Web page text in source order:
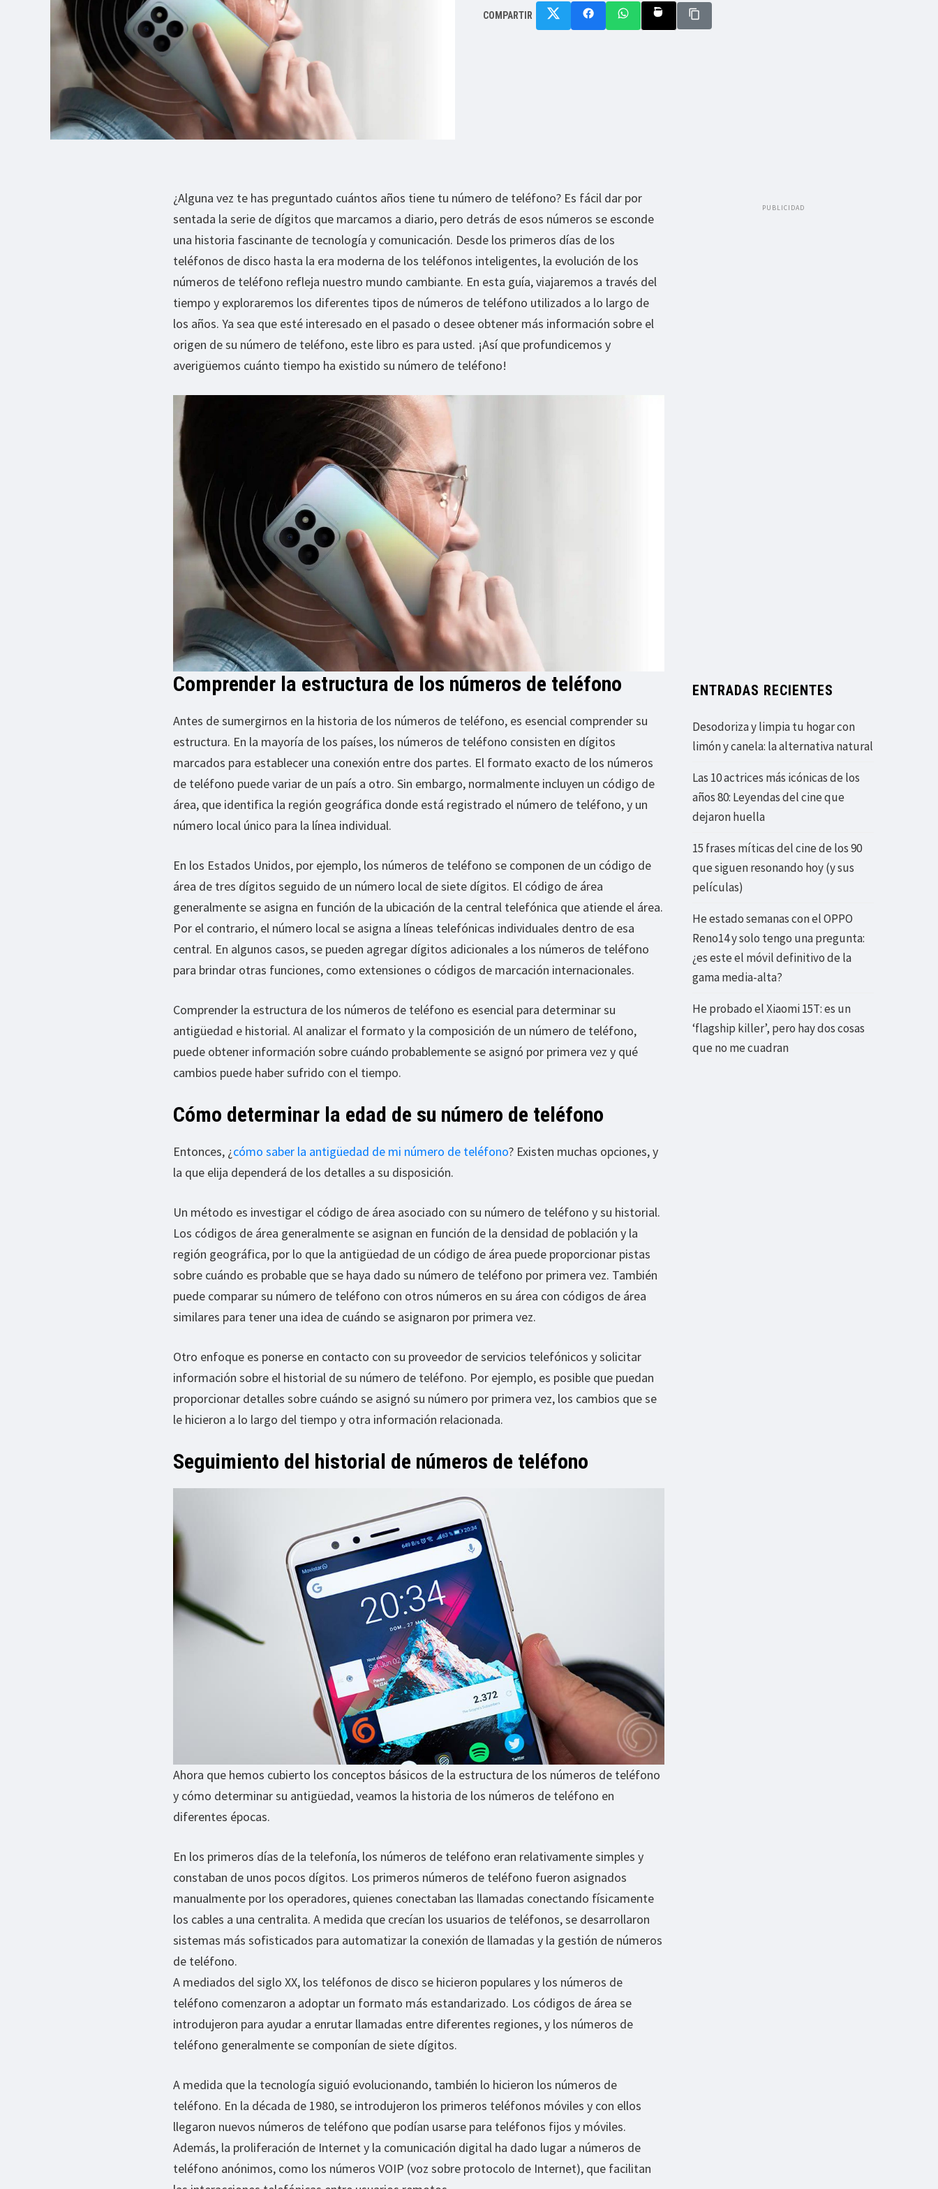
COMPARTIR
¿Alguna vez te has preguntado cuántos años tiene tu número de teléfono? Es fácil dar por
sentada la serie de dígitos que marcamos a diario, pero detrás de esos números se esconde
una historia fascinante de tecnología y comunicación. Desde los primeros días de los
teléfonos de disco hasta la era moderna de los teléfonos inteligentes, la evolución de los
números de teléfono refleja nuestro mundo cambiante. En esta guía, viajaremos a través del
tiempo y exploraremos los diferentes tipos de números de teléfono utilizados a lo largo de
los años. Ya sea que esté interesado en el pasado o desee obtener más información sobre el
origen de su número de teléfono, este libro es para usted. ¡Así que profundicemos y
averigüemos cuánto tiempo ha existido su número de teléfono!
Comprender la estructura de los números de teléfono
Antes de sumergirnos en la historia de los números de teléfono, es esencial comprender su
estructura. En la mayoría de los países, los números de teléfono consisten en dígitos
marcados para establecer una conexión entre dos partes. El formato exacto de los números
de teléfono puede variar de un país a otro. Sin embargo, normalmente incluyen un código de
área, que identifica la región geográfica donde está registrado el número de teléfono, y un
número local único para la línea individual.
En los Estados Unidos, por ejemplo, los números de teléfono se componen de un código de
área de tres dígitos seguido de un número local de siete dígitos. El código de área
generalmente se asigna en función de la ubicación de la central telefónica que atiende el área.
Por el contrario, el número local se asigna a líneas telefónicas individuales dentro de esa
central. En algunos casos, se pueden agregar dígitos adicionales a los números de teléfono
para brindar otras funciones, como extensiones o códigos de marcación internacionales.
Comprender la estructura de los números de teléfono es esencial para determinar su
antigüedad e historial. Al analizar el formato y la composición de un número de teléfono,
puede obtener información sobre cuándo probablemente se asignó por primera vez y qué
cambios puede haber sufrido con el tiempo.
Cómo determinar la edad de su número de teléfono
Entonces, ¿cómo saber la antigüedad de mi número de teléfono? Existen muchas opciones, y
la que elija dependerá de los detalles a su disposición.
Un método es investigar el código de área asociado con su número de teléfono y su historial.
Los códigos de área generalmente se asignan en función de la densidad de población y la
región geográfica, por lo que la antigüedad de un código de área puede proporcionar pistas
sobre cuándo es probable que se haya dado su número de teléfono por primera vez. También
puede comparar su número de teléfono con otros números en su área con códigos de área
similares para tener una idea de cuándo se asignaron por primera vez.
Otro enfoque es ponerse en contacto con su proveedor de servicios telefónicos y solicitar
información sobre el historial de su número de teléfono. Por ejemplo, es posible que puedan
proporcionar detalles sobre cuándo se asignó su número por primera vez, los cambios que se
le hicieron a lo largo del tiempo y otra información relacionada.
Seguimiento del historial de números de teléfono
Ahora que hemos cubierto los conceptos básicos de la estructura de los números de teléfono
y cómo determinar su antigüedad, veamos la historia de los números de teléfono en
diferentes épocas.
En los primeros días de la telefonía, los números de teléfono eran relativamente simples y
constaban de unos pocos dígitos. Los primeros números de teléfono fueron asignados
manualmente por los operadores, quienes conectaban las llamadas conectando físicamente
los cables a una centralita. A medida que crecían los usuarios de teléfonos, se desarrollaron
sistemas más sofisticados para automatizar la conexión de llamadas y la gestión de números
de teléfono.
A mediados del siglo XX, los teléfonos de disco se hicieron populares y los números de
teléfono comenzaron a adoptar un formato más estandarizado. Los códigos de área se
introdujeron para ayudar a enrutar llamadas entre diferentes regiones, y los números de
teléfono generalmente se componían de siete dígitos.
A medida que la tecnología siguió evolucionando, también lo hicieron los números de
teléfono. En la década de 1980, se introdujeron los primeros teléfonos móviles y con ellos
llegaron nuevos números de teléfono que podían usarse para teléfonos fijos y móviles.
Además, la proliferación de Internet y la comunicación digital ha dado lugar a números de
teléfono anónimos, como los números VOIP (voz sobre protocolo de Internet), que facilitan
PUBLICIDAD
ENTRADAS RECIENTES
Desodoriza y limpia tu hogar con
limón y canela: la alternativa natural
Las 10 actrices más icónicas de los
años 80: Leyendas del cine que
dejaron huella
15 frases míticas del cine de los 90
que siguen resonando hoy (y sus
películas)
He estado semanas con el OPPO
Reno14 y solo tengo una pregunta:
¿es este el móvil definitivo de la
gama media-alta?
He probado el Xiaomi 15T: es un
‘flagship killer’, pero hay dos cosas
que no me cuadran